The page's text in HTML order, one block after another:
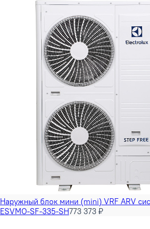
Наружный блок мини (mini) VRF ARV
ESVMO-SF-335-SH773 373 ₽